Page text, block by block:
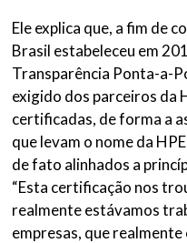
Ele explica que, a fim de
Brasil estabeleceu em
Transparência Ponta-a-
exigido dos parceiros da
certificadas, de forma a
que levam o nome da
de fato alinhados a
“Esta certificação nos
realmente estávamos
empresas, que